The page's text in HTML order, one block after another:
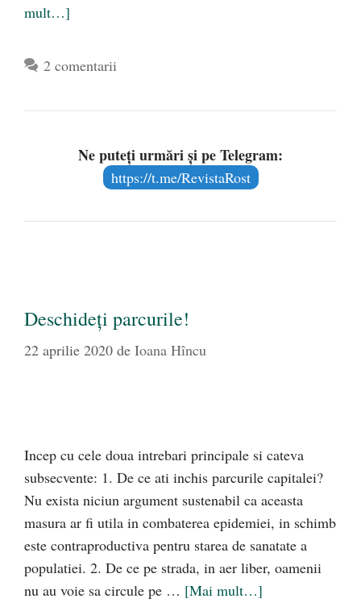
mult…]
2 comentarii
Ne puteți urmări și pe Telegram:
https://t.me/RevistaRost
Deschideți parcurile!
22 aprilie 2020 de Ioana Hîncu
Incep cu cele doua intrebari principale si cateva
subsecvente: 1. De ce ati inchis parcurile capitalei?
Nu exista niciun argument sustenabil ca aceasta
masura ar fi utila in combaterea epidemiei, in schimb
este contraproductiva pentru starea de sanatate a
populatiei. 2. De ce pe strada, in aer liber, oamenii
nu au voie sa circule pe … [Mai mult…]